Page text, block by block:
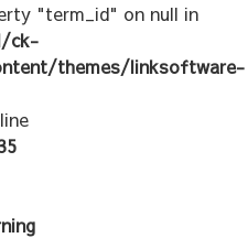
"term_id" on null in
ck-
themes/linksoftware-